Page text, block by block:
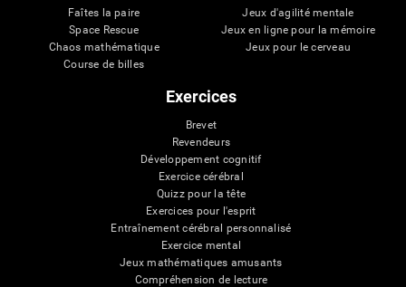
Faîtes la paire
Space Rescue
Chaos mathématique
Course de billes
Jeux d'agilité mentale
Jeux en ligne pour la mémoire
Jeux pour le cerveau
Exercices
Brevet
Revendeurs
Développement cognitif
Exercice cérébral
Quizz pour la tête
Exercices pour l'esprit
Entraînement cérébral personnalisé
Exercice mental
Jeux mathématiques amusants
Compréhension de lecture